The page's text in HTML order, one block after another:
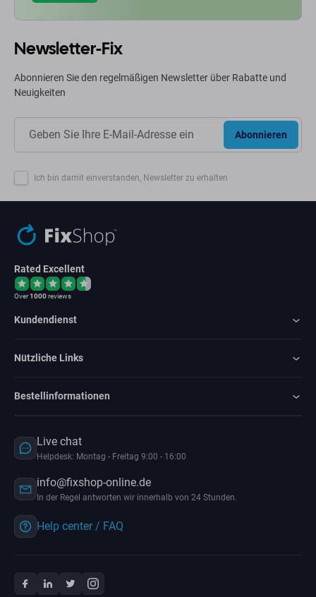
Newsletter-Fix
Abonnieren Sie den regelmäßigen Newsletter über Rabatte und
Neuigkeiten
Abonnieren
Ich bin damit einverstanden, Newsletter zu erhalten
Rated Excellent
Over1000reviews
Kundendienst
Nützliche Links
Bestellinformationen
Live chat
Helpdesk: Montag - Freitag 9:00 - 16:00
info@fixshop-online.de
In der Regel antworten wir innerhalb von 24 Stunden.
Help center / FAQ